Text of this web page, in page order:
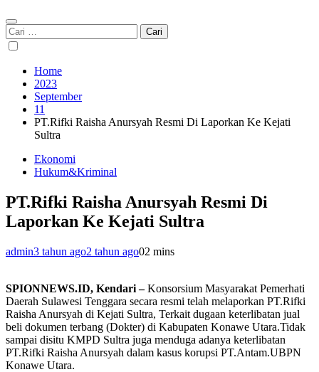
Cari
untuk:
Home
2023
September
11
PT.Rifki Raisha Anursyah Resmi Di Laporkan Ke Kejati
Sultra
Ekonomi
Hukum&Kriminal
PT.Rifki Raisha Anursyah Resmi Di
Laporkan Ke Kejati Sultra
admin3 tahun ago2 tahun ago02 mins
SPIONNEWS.ID, Kendari –Konsorsium Masyarakat Pemerhati
Daerah Sulawesi Tenggara secara resmi telah melaporkan PT.Rifki
Raisha Anursyah di Kejati Sultra, Terkait dugaan keterlibatan jual
beli dokumen terbang (Dokter) di Kabupaten Konawe Utara.Tidak
sampai disitu KMPD Sultra juga menduga adanya keterlibatan
PT.Rifki Raisha Anursyah dalam kasus korupsi PT.Antam.UBPN
Konawe Utara.